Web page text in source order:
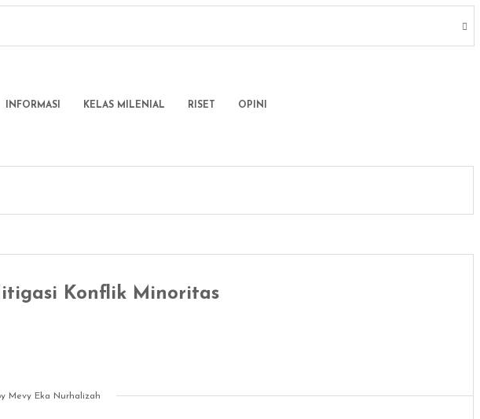
INFORMASI KELAS MILENIAL RISET OPINI
Konflik Minoritas
Mevy Eka Nurhalizah